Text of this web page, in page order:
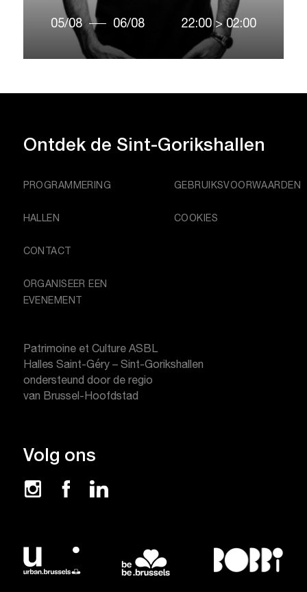
05/08 06/08 22:00 > 02:00
Ontdek de Sint-Gorikshallen
GEBRUIKSVOORWAARDEN
COOKIES
Volg ons
PROGRAMMERING
HALLEN
CONTACT
ORGANISEER EEN
EVENEMENT
Patrimoine et Culture ASBL
Halles Saint-Géry – Sint-Gorikshallen
ondersteund door de regio
van Brussel-Hoofdstad